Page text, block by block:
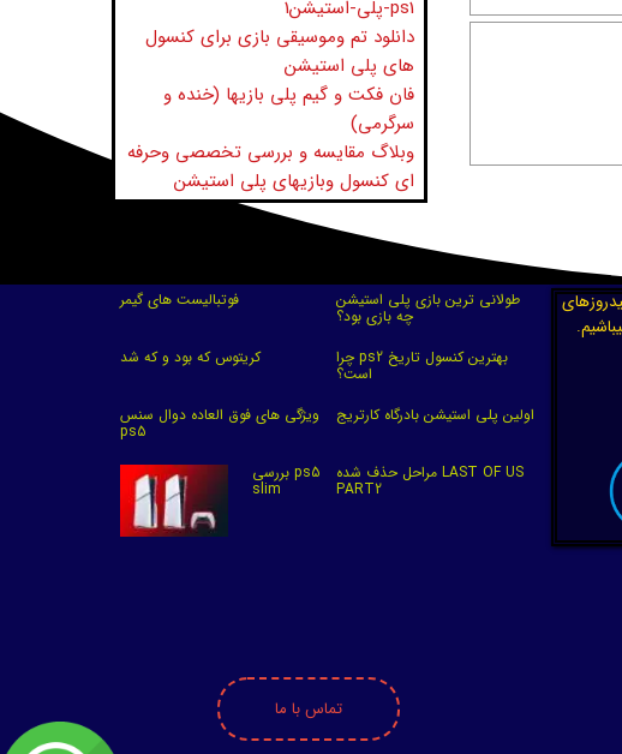
ps1-پلی-استیشن1
دانلود تم وموسیقی بازی برای کنسول
های پلی استیشن
فان فکت و گیم پلی بازیها (خنده و
سرگرمی)
وبلاگ مقایسه و بررسی تخصصی وحرفه
ای کنسول وبازیهای پلی استیشن
تماس با ما
فوتبالیست های گیمر طولانی ترین بازی پلی استیشن
چه بازی بود؟
کریتوس که بود و که شد
چرا ps2 بهترین کنسول تاریخ
است؟
ویژگی های فوق العاده دوال سنس
ps5
اولین پلی استیشن بادرگاه کارتریج
بررسی ps5
slim
مراحل حذف شده LAST OF US
PART2